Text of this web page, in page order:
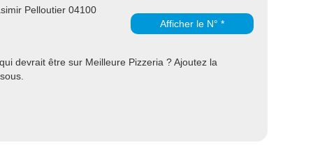
Pelloutier 04100
Afficher le N° *
devrait être sur Meilleure Pizzeria ? Ajoutez la